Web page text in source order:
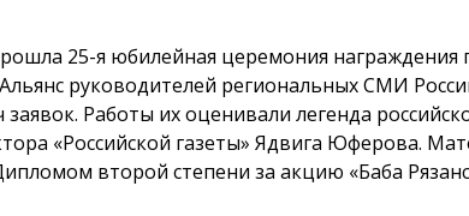
25-я юбилейная церемония награждения
руководителей региональных СМИ
Работы их оценивали легенда
«Российской газеты» Ядвига Юферова.
второй степени за акцию «Баба